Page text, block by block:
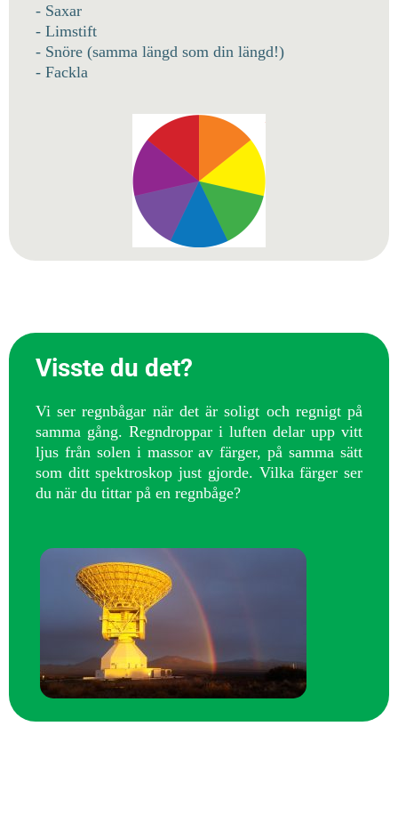
- Saxar
- Limstift
- Snöre (samma längd som din längd!)
- Fackla
Visste du det?
Vi ser regnbågar när det är soligt och regnigt på
samma gång. Regndroppar i luften delar upp vitt
ljus från solen i massor av färger, på samma sätt
som ditt spektroskop just gjorde. Vilka färger ser
du när du tittar på en regnbåge?